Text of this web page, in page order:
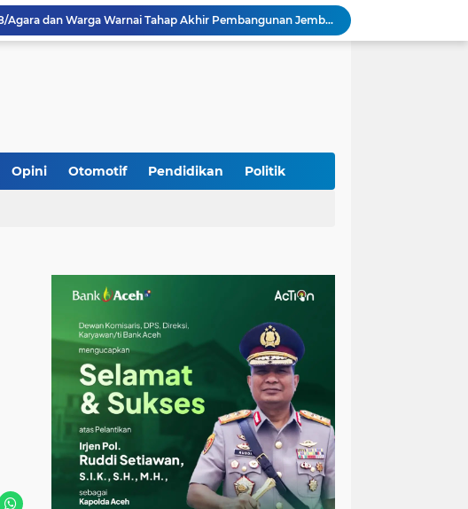
Kodim 0108/Agara dan Warga Warnai Tahap Akhir Pembangunan Jembatan Gantung di Ketambe Aceh Tenggara
Wapres Gibran Tinjau Lokasi Bencana di Aceh, Didampingi Wagub Dek Fadh
Kasdim 0101/Kota Banda Aceh Hadiri Apel Siaga Bencana Hydrometeorologi 2026, Perkuat Kesiapsiagaan Hadapi Ancaman Kekeringan
Opini Otomotif Pendidikan Politik